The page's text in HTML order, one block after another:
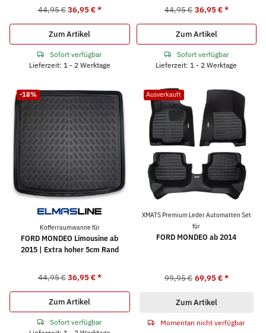
44,95 € 36,95 €*
Zum Artikel
Sofort verfügbar
Lieferzeit: 1 - 2 Werktage
44,95 € 36,95 €*
Zum Artikel
Sofort verfügbar
Lieferzeit: 1 - 2 Werktage
-18%
Kofferraumwanne für
FORD MONDEO Limousine ab
2015 | Extra hoher 5cm Rand
44,95 € 36,95 €*
Zum Artikel
Sofort verfügbar
Ausverkauft
XMATS Premium Leder Automatten Set
für
FORD MONDEO ab 2014
99,95 € 69,95 €*
Zum Artikel
Momentan nicht verfügbar